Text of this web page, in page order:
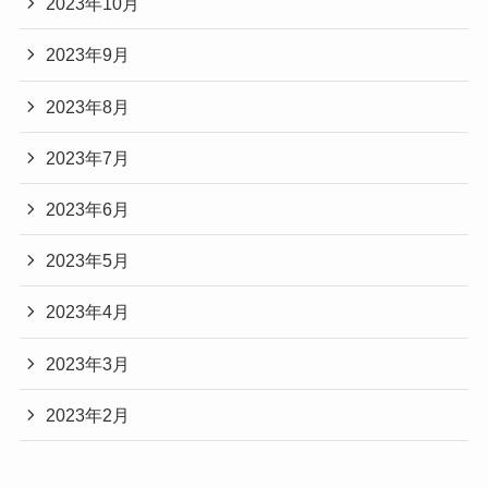
2023年9月
2023年8月
2023年7月
2023年6月
2023年5月
2023年4月
2023年3月
2023年2月